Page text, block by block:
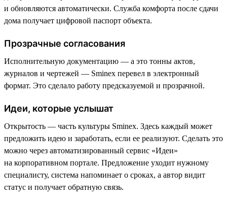
и обновляются автоматически. Служба комфорта после сдачи
дома получает цифровой паспорт объекта.
Прозрачные согласования
Исполнительную документацию — а это тонны актов,
журналов и чертежей — Sminex перевел в электронный
формат. Это сделало работу предсказуемой и прозрачной.
Идеи, которые услышат
Открытость — часть культуры Sminex. Здесь каждый может
предложить идею и заработать, если ее реализуют. Сделать это
можно через автоматизированный сервис «Идеи»
на корпоративном портале. Предложение уходит нужному
специалисту, система напоминает о сроках, а автор видит
статус и получает обратную связь.